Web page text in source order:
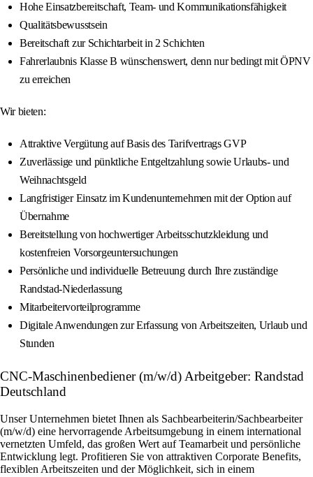
Hohe Einsatzbereitschaft, Team- und Kommunikationsfähigkeit
Qualitätsbewusstsein
Bereitschaft zur Schichtarbeit in 2 Schichten
Fahrerlaubnis Klasse B wünschenswert, denn nur bedingt mit ÖPNV
zu erreichen
Wir bieten:
Attraktive Vergütung auf Basis des Tarifvertrags GVP
Zuverlässige und pünktliche Entgeltzahlung sowie Urlaubs- und
Weihnachtsgeld
Langfristiger Einsatz im Kundenunternehmen mit der Option auf
Übernahme
Bereitstellung von hochwertiger Arbeitsschutzkleidung und
kostenfreien Vorsorgeuntersuchungen
Persönliche und individuelle Betreuung durch Ihre zuständige
Randstad-Niederlassung
Mitarbeitervorteilprogramme
Digitale Anwendungen zur Erfassung von Arbeitszeiten, Urlaub und
Stunden
CNC-Maschinenbediener (m/w/d) Arbeitgeber: Randstad
Deutschland
Unser Unternehmen bietet Ihnen als Sachbearbeiterin/Sachbearbeiter
(m/w/d) eine hervorragende Arbeitsumgebung in einem international
vernetzten Umfeld, das großen Wert auf Teamarbeit und persönliche
Entwicklung legt. Profitieren Sie von attraktiven Corporate Benefits,
flexiblen Arbeitszeiten und der Möglichkeit, sich in einem